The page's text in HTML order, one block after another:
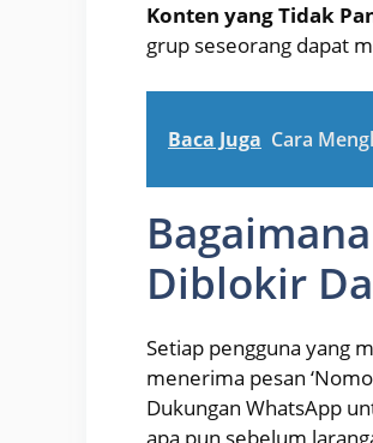
Konten yang Tidak
grup seseorang dapat
Baca Juga Cara
Diblokir
Setiap pengguna yang
menerima pesan
Dukungan WhatsApp
apa pun sebelum